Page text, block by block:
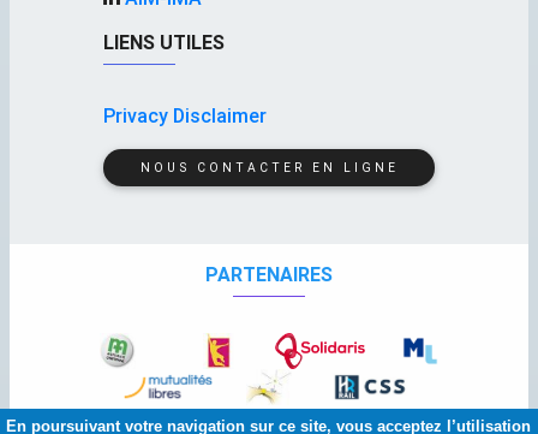
En poursuivant votre navigation sur ce site, vous acceptez l’utilisation
LIENS UTILES
Privacy Disclaimer
NOUS CONTACTER EN LIGNE
PARTENAIRES